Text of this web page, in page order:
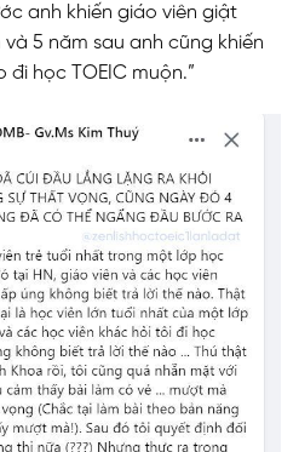
anh khiến giáo viên giật
5 năm sau anh cũng khiến
học TOEIC muộn.”